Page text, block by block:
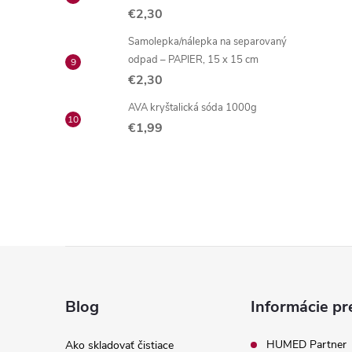
€2,30
Samolepka/nálepka na separovaný
odpad – PAPIER, 15 x 15 cm
€2,30
AVA kryštalická sóda 1000g
€1,99
Blog
Ako skladovať čistiace
Informácie
HUMED Partner